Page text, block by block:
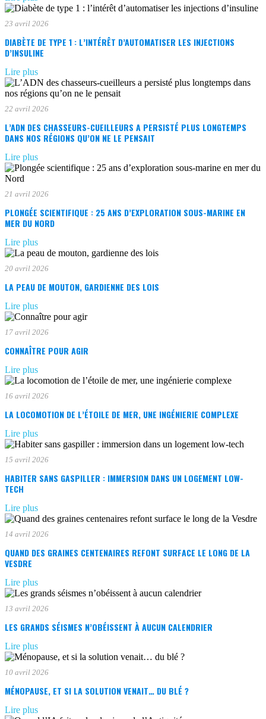
23 avril 2026
DIABÈTE DE TYPE 1 : L’INTÉRÊT D’AUTOMATISER LES INJECTIONS
D’INSULINE
Lire plus
22 avril 2026
L’ADN DES CHASSEURS-CUEILLEURS A PERSISTÉ PLUS LONGTEMPS
DANS NOS RÉGIONS QU’ON NE LE PENSAIT
Lire plus
21 avril 2026
PLONGÉE SCIENTIFIQUE : 25 ANS D’EXPLORATION SOUS-MARINE EN
MER DU NORD
Lire plus
20 avril 2026
LA PEAU DE MOUTON, GARDIENNE DES LOIS
Lire plus
17 avril 2026
CONNAÎTRE POUR AGIR
Lire plus
16 avril 2026
LA LOCOMOTION DE L’ÉTOILE DE MER, UNE INGÉNIERIE COMPLEXE
Lire plus
15 avril 2026
HABITER SANS GASPILLER : IMMERSION DANS UN LOGEMENT LOW-
TECH
Lire plus
14 avril 2026
QUAND DES GRAINES CENTENAIRES REFONT SURFACE LE LONG DE LA
VESDRE
Lire plus
13 avril 2026
LES GRANDS SÉISMES N’OBÉISSENT À AUCUN CALENDRIER
Lire plus
10 avril 2026
MÉNOPAUSE, ET SI LA SOLUTION VENAIT… DU BLÉ ?
Lire plus